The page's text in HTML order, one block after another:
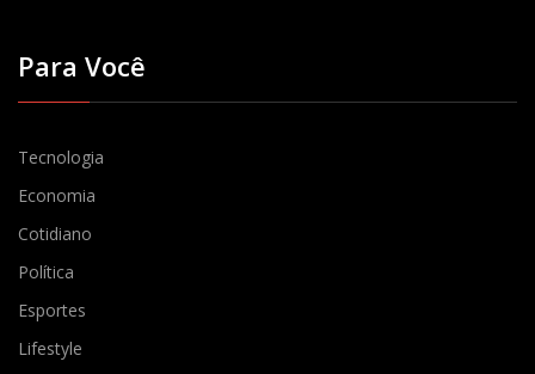
Para Você
Tecnologia
Economia
Cotidiano
Política
Esportes
Lifestyle